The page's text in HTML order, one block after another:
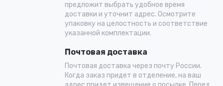
предложит выбрать удобное время
доставки и уточнит адрес. Осмотрите
упаковку на целостность и соответствие
указанной комплектации.
Почтовая доставка
Почтовая доставка через почту России.
Когда заказ придет в отделение, на ваш